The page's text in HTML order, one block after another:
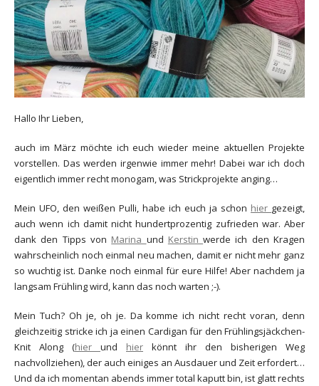
Hallo Ihr Lieben,
auch im März möchte ich euch wieder meine aktuellen Projekte
vorstellen. Das werden irgenwie immer mehr! Dabei war ich doch
eigentlich immer recht monogam, was Strickprojekte anging…
Mein UFO, den weißen Pulli, habe ich euch ja schon hier gezeigt,
auch wenn ich damit nicht hundertprozentig zufrieden war. Aber
dank den Tipps von Marina und Kerstinwerde ich den Kragen
wahrscheinlich noch einmal neu machen, damit er nicht mehr ganz
so wuchtig ist. Danke noch einmal für eure Hilfe! Aber nachdem ja
langsam Frühling wird, kann das noch warten ;-).
Mein Tuch? Oh je, oh je. Da komme ich nicht recht voran, denn
gleichzeitig stricke ich ja einen Cardigan für den Frühlingsjäckchen-
Knit Along (hier und hier könnt ihr den bisherigen Weg
nachvollziehen), der auch einiges an Ausdauer und Zeit erfordert…
Und da ich momentan abends immer total kaputt bin, ist glatt rechts